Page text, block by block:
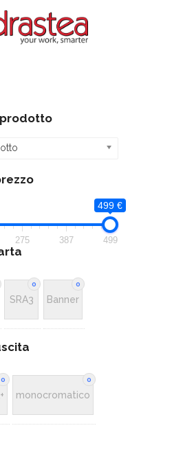
499 €
275 387 499
0
SRA3
0
Banner
0 0
monocromatico